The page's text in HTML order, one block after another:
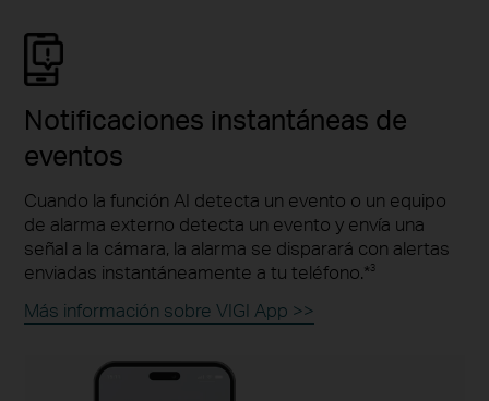
Notificaciones instantáneas de
eventos
Cuando la función AI detecta un evento o un equipo
de alarma externo detecta un evento y envía una
señal a la cámara, la alarma se disparará con alertas
enviadas instantáneamente a tu teléfono.*3
Más información sobre VIGI App >>